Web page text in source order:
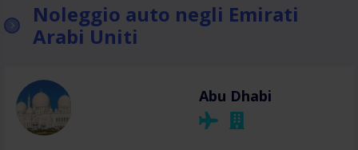
Noleggio auto negli Emirati
Arabi Uniti
Abu Dhabi